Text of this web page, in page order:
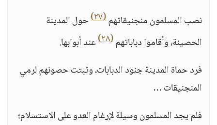
نصب المسلمون منجنيقاتهم(٢٧)
حول المدينة
الحصينة، وأقاموا دباباتهم(٢٨)
عند أبوابها.
فرد حماة المدينة جنود الدبابات، وثبتت حصونهم لرمي
المنجنيقات …
فلم يجد المسلمون وسيلة لإرغام العدو على الاستسلام؛